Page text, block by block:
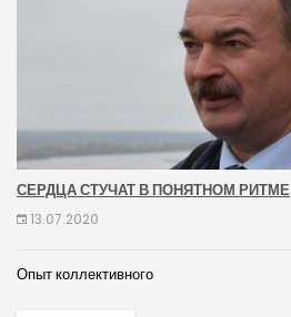
СЕРДЦА СТУЧАТ В ПОНЯТНОМ РИТМЕ
13.07.2020
Опыт коллективного